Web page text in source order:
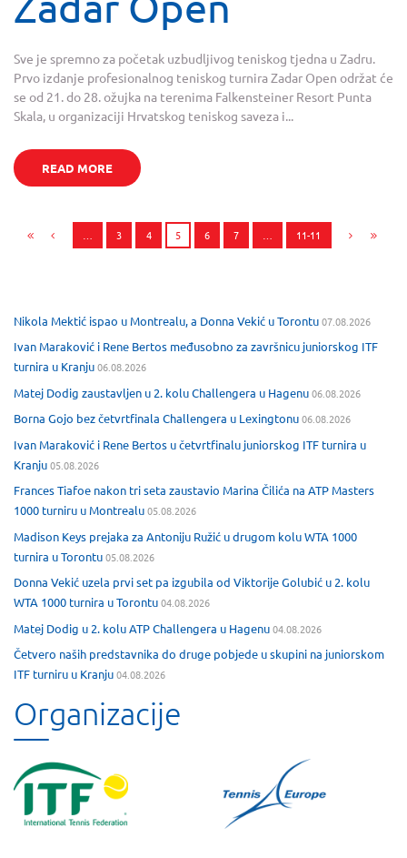
Sve je spremno za početak uzbudljivog teniskog tjedna u Zadru.
Prvo izdanje profesionalnog teniskog turnira Zadar Open održat će
se od 21. do 28. ožujka na terenima Falkensteiner Resort Punta
Skala, u organizaciji Hrvatskog teniskog saveza i...
READ MORE
3 4 5 6 7 11-11
Nikola Mektić ispao u Montrealu, a Donna Vekić u Torontu07.08.2026
Ivan Maraković i Rene Bertos međusobno za završnicu juniorskog ITF
turnira u Kranju06.08.2026
Matej Dodig zaustavljen u 2. kolu Challengera u Hagenu06.08.2026
Borna Gojo bez četvrtfinala Challengera u Lexingtonu06.08.2026
Ivan Maraković i Rene Bertos u četvrtfinalu juniorskog ITF turnira u
Kranju05.08.2026
Frances Tiafoe nakon tri seta zaustavio Marina Čilića na ATP Masters
1000 turniru u Montrealu05.08.2026
Madison Keys prejaka za Antoniju Ružić u drugom kolu WTA 1000
turnira u Torontu05.08.2026
Donna Vekić uzela prvi set pa izgubila od Viktorije Golubić u 2. kolu
WTA 1000 turnira u Torontu04.08.2026
Matej Dodig u 2. kolu ATP Challengera u Hagenu04.08.2026
Četvero naših predstavnika do druge pobjede u skupini na juniorskom
ITF turniru u Kranju04.08.2026
Organizacije